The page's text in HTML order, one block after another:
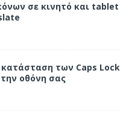
σε κινητό και tablet
των Caps Lock
οθόνη σας